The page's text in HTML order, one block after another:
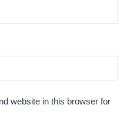
website in this browser for